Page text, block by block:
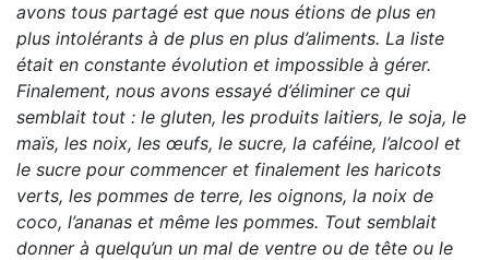
avons tous partagé est que nous étions de plus en
plus intolérants à de plus en plus d’aliments. La liste
était en constante évolution et impossible à gérer.
Finalement, nous avons essayé d’éliminer ce qui
semblait tout : le gluten, les produits laitiers, le soja, le
maïs, les noix, les œufs, le sucre, la caféine, l’alcool et
le sucre pour commencer et finalement les haricots
verts, les pommes de terre, les oignons, la noix de
coco, l’ananas et même les pommes. Tout semblait
donner à quelqu’un un mal de ventre ou de tête ou le